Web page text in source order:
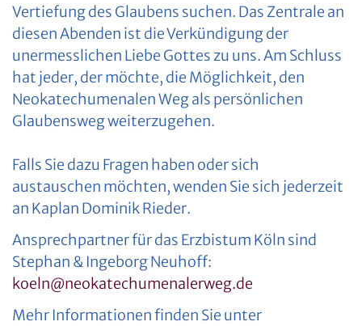
Vertiefung des Glaubens suchen. Das Zentrale an
diesen Abenden ist die Verkündigung der
unermesslichen Liebe Gottes zu uns. Am Schluss
hat jeder, der möchte, die Möglichkeit, den
Neokatechumenalen Weg als persönlichen
Glaubensweg weiterzugehen.
Falls Sie dazu Fragen haben oder sich
austauschen möchten, wenden Sie sich jederzeit
an Kaplan Dominik Rieder.
Ansprechpartner für das Erzbistum Köln sind
Stephan & Ingeborg Neuhoff:
koeln@neokatechumenalerweg.de
Mehr Informationen finden Sie unter